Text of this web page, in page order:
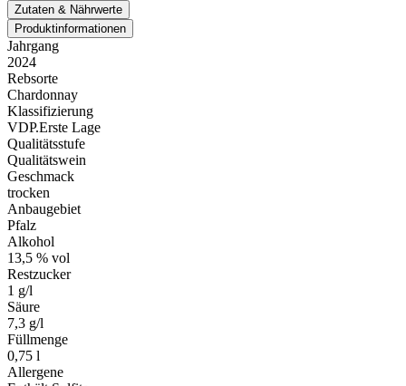
Zutaten & Nährwerte
Produktinformationen
Jahrgang
2024
Rebsorte
Chardonnay
Klassifizierung
VDP.Erste Lage
Qualitätsstufe
Qualitätswein
Geschmack
trocken
Anbaugebiet
Pfalz
Alkohol
13,5 % vol
Restzucker
1 g/l
Säure
7,3 g/l
Füllmenge
0,75 l
Allergene